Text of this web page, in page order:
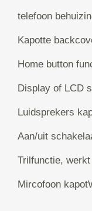
telefoon
Kapotte
Home button
Display of LCD
Luidsprekers
Aan/uit
Trilfunctie,
Mircofoon